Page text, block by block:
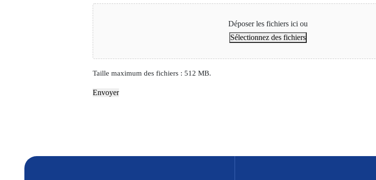
Déposer les fichiers ici ou
Sélectionnez des fichiers
Taille maximum des fichiers : 512 MB.